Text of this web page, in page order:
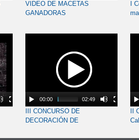
VIDEO DE MACETAS
GANADORAS
I
00:00 02:49
III CONCURSO DE
DECORACIÓN DE
II